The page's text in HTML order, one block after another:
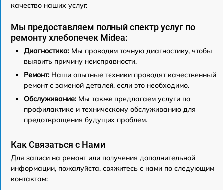
качество наших услуг.
Мы предоставляем полный спектр услуг по
ремонту хлебопечек Midea:
Диагностика: Мы проводим точную диагностику, чтобы
выявить причину неисправности.
Ремонт: Наши опытные техники проводят качественный
ремонт с заменой деталей, если это необходимо.
Обслуживание: Мы также предлагаем услуги по
профилактике и техническому обслуживанию для
предотвращения будущих проблем.
Как Связаться с Нами
Для записи на ремонт или получения дополнительной
информации, пожалуйста, свяжитесь с нами по следующим
контактам: